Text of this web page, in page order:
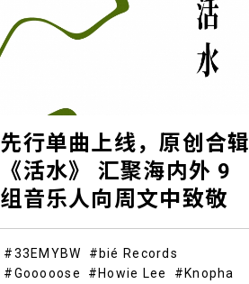
先行单曲上线，原创合辑
《活水》 汇聚海内外 9
组音乐人向周文中致敬
33EMYBW
bié Records
Gooooose
Howie Lee
Knopha